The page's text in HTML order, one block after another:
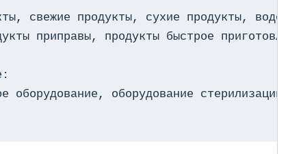
свежие продукты, сухие продукты,
приправы, продукты быстрое
оборудование стерилизации